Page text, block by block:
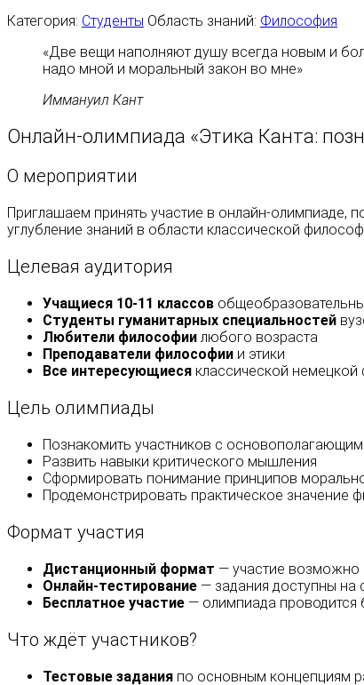
Категория: Студенты Область знаний: Философия
«Две вещи наполняют душу всегда новым и
надо мной и моральный закон во мне»
Иммануил Кант
Онлайн-олимпиада «Этика Канта:
О мероприятии
Приглашаем принять участие в онлайн-олимпиаде,
углубление знаний в области классической
Целевая аудитория
Учащиеся 10-11 классов
Студенты гуманитарных специальностей
Любители философии любого возраста
Преподаватели философии и этики
Все интересующиеся классической
Цель олимпиады
Познакомить участников с
Развить навыки критического мышления
Сформировать понимание принципов
Продемонстрировать практическое значение
Формат участия
Дистанционный формат — участие возможно
Онлайн-тестирование — задания доступны на
Бесплатное участие — олимпиада проводится
Что ждёт участников?
Тестовые задания по основным концепциям